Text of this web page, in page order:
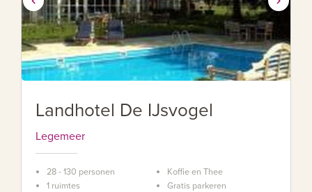
Landhotel De IJsvogel
Legemeer
28 - 130 personen
1 ruimtes
Koffie en Thee
Gratis parkeren